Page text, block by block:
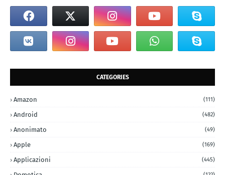
CATEGORIES
Amazon (111)
Android (482)
Anonimato (49)
Apple (169)
Applicazioni (445)